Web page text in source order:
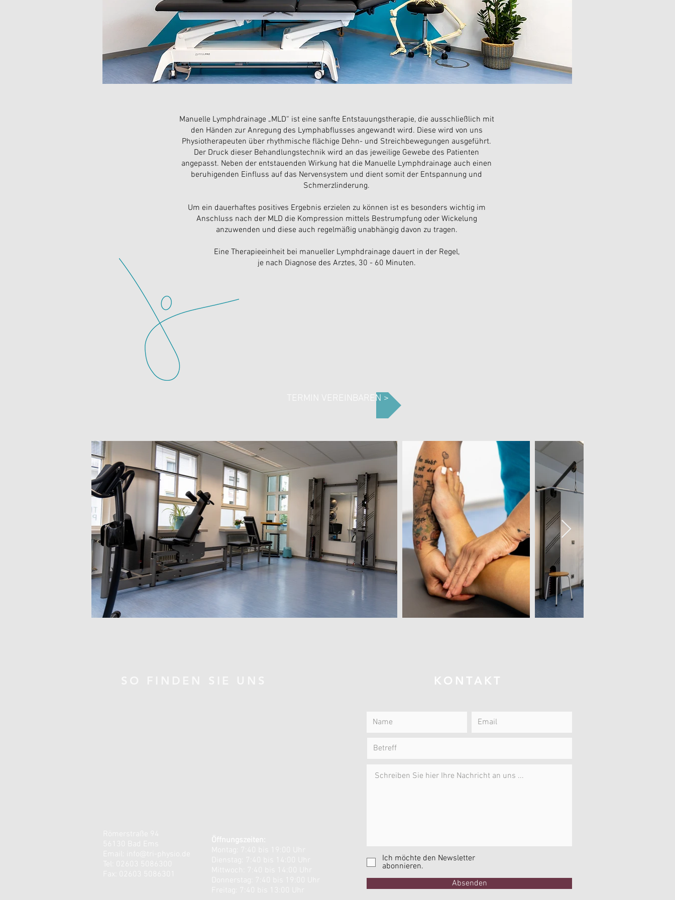
Manuelle Lymphdrainage „MLD“ ist eine sanfte Entstauungstherapie, die ausschließlich mit
den Händen zur Anregung des Lymphabflusses angewandt wird. Diese wird von uns
Physiotherapeuten über rhythmische flächige Dehn- und Streichbewegungen ausgeführt.
Der Druck dieser Behandlungstechnik wird an das jeweilige Gewebe des Patienten
angepasst. Neben der entstauenden Wirkung hat die Manuelle Lymphdrainage auch einen
beruhigenden Einfluss auf das Nervensystem und dient somit der Entspannung und
Schmerzlinderung.
Um ein dauerhaftes positives Ergebnis erzielen zu können ist es besonders wichtig im
Anschluss nach der MLD die Kompression mittels Bestrumpfung oder Wickelung
anzuwenden und diese auch regelmäßig unabhängig davon zu tragen.
Eine Therapieeinheit bei manueller Lymphdrainage dauert in der Regel,
je nach Diagnose des Arztes, 30 - 60 Minuten.
TERMIN VEREINBAREN >
KONTAKT
Römerstraße 94
56130 Bad Ems
Email:
info@tri-physio.de
Tel: 02603 5086300
Fax: 02603 5086301
Öffnungszeiten:
Montag: 7:40 bis 19:00 Uhr
Dienstag: 7:40 bis 14:00 Uhr
Mittwoch: 7:40 bis 14:00 Uhr
Donnerstag: 7:40 bis 19:00 Uhr
​​Freitag: 7:40 bis 13:00 Uhr
Ich möchte den Newsletter
abonnieren.
Absenden